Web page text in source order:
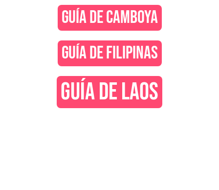
GUÍA DE CAMBOYA
GUÍA DE FILIPINAS
GUÍA DE LAOS